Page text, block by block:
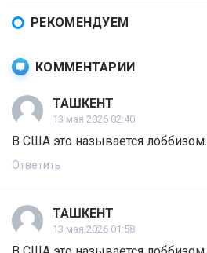
РЕКОМЕНДУЕМ
КОММЕНТАРИИ
ТАШКЕНТ
13 мая 2026 02:40
В США это называется лоббизом.
Ответить
ТАШКЕНТ
13 мая 2026 01:58